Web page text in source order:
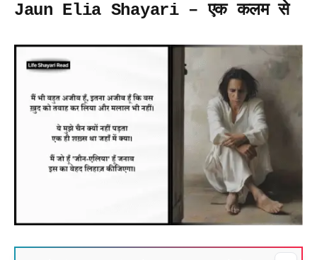
Jaun Elia Shayari – एक कलम से